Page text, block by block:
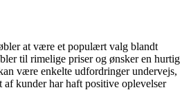
at være et populært valg blandt
til rimelige priser og ønsker en hurtig
være enkelte udfordringer undervejs,
kunder har haft positive oplevelser